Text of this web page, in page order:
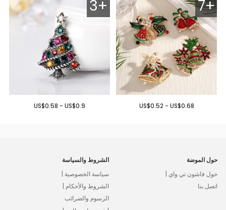
7+
US$0.52 - US$0.68
3+
US$0.58 - US$0.9
حول الموضة
حول فاشون تي واي |
اتصل بنا
الشروط والسياسة
سياسة الخصوصية |
الشروط والأحكام |
الرسوم والضرائب